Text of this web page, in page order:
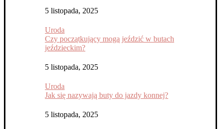
5 listopada, 2025
Uroda
Czy początkujący mogą jeździć w butach
jeździeckim?
5 listopada, 2025
Uroda
Jak się nazywają buty do jazdy konnej?
5 listopada, 2025